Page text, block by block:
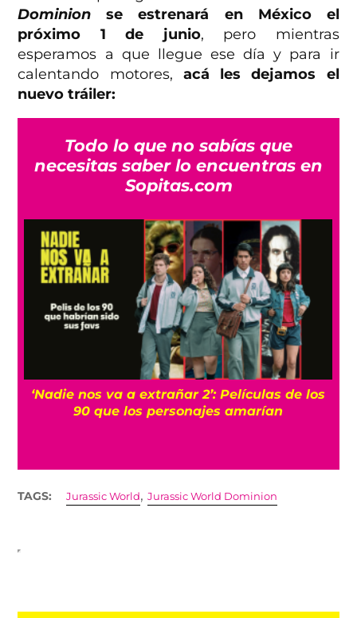
Dominion se estrenará en México el
próximo 1 de junio, pero mientras
esperamos a que llegue ese día y para ir
calentando motores, acá les dejamos el
nuevo tráiler:
Todo lo que no sabías que
necesitas saber lo encuentras en
Sopitas.com
‘Nadie nos va a extrañar 2’: Películas de los
90 que los personajes amarían
TAGS: Jurassic World,Jurassic World Dominion